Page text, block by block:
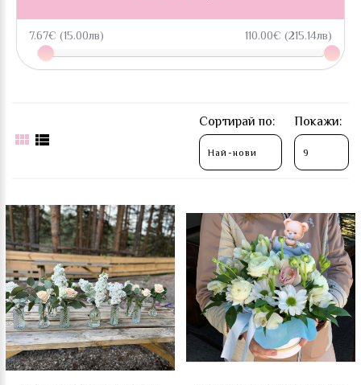
7.67€ (15.00лв) 110.00€ (215.14лв)
Сортирай по: Покажи: